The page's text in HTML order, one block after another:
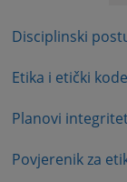
Disciplinski
Etika i etički
Planovi
Povjerenik za